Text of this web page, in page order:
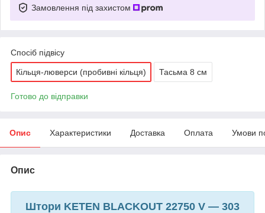
Замовлення під захистом
Спосіб підвісу
Кільця-люверси (пробивні кільця) Тасьма 8 см
Готово до відправки
Опис Характеристики Доставка Оплата Умови
Опис
Штори KETEN BLACKOUT 22750 V — 303